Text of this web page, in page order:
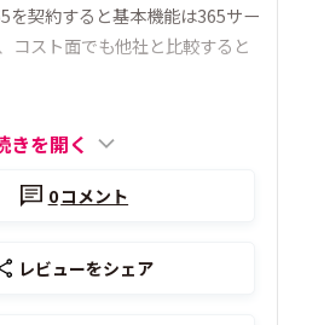
を契約すると基本機能は365サー
コスト面でも他社と比較すると
きを開く
0コメント
レビューをシェア